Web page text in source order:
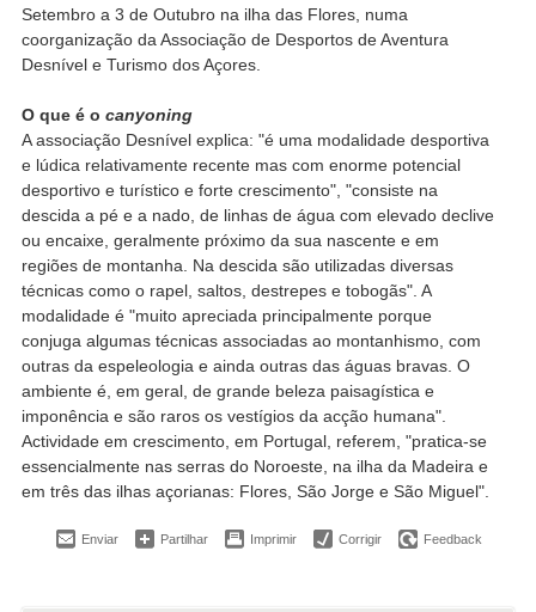
Setembro a 3 de Outubro na ilha das Flores, numa
coorganização da Associação de Desportos de Aventura
Desnível e Turismo dos Açores.
O que é o canyoning
A associação Desnível explica: "é uma modalidade desportiva
e lúdica relativamente recente mas com enorme potencial
desportivo e turístico e forte crescimento", "consiste na
descida a pé e a nado, de linhas de água com elevado declive
ou encaixe, geralmente próximo da sua nascente e em
regiões de montanha. Na descida são utilizadas diversas
técnicas como o rapel, saltos, destrepes e tobogãs". A
modalidade é "muito apreciada principalmente porque
conjuga algumas técnicas associadas ao montanhismo, com
outras da espeleologia e ainda outras das águas bravas. O
ambiente é, em geral, de grande beleza paisagística e
imponência e são raros os vestígios da acção humana".
Actividade em crescimento, em Portugal, referem, "pratica-se
essencialmente nas serras do Noroeste, na ilha da Madeira e
em três das ilhas açorianas: Flores, São Jorge e São Miguel".
Enviar Partilhar Imprimir Corrigir Feedback